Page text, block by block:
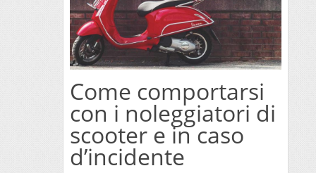
Come comportarsi
con i noleggiatori di
scooter e in caso
d’incidente